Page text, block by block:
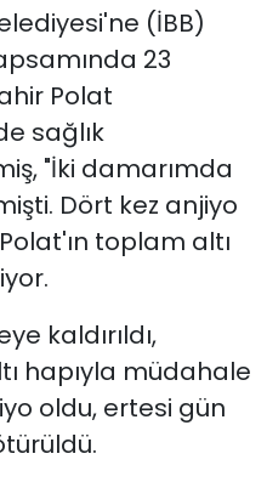
(İBB)
23
Polat
sağlık
"İki damarımda
Dört kez anjiyo
toplam altı
kaldırıldı,
hapıyla müdahale
oldu, ertesi gün